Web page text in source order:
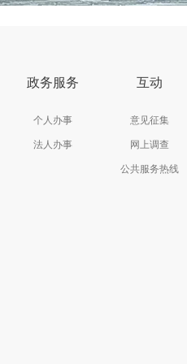
政务服务
个人办事
法人办事
互动
意见征集
网上调查
公共服务热线